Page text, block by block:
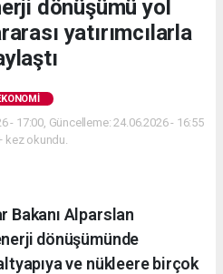
dönüşümü yol
yatırımcılarla
- 17:00, Güncelleme: 24.06.2026 - 16:55
kez okundu.
Bakanı Alparslan
dönüşümünde
ve nükleere birçok